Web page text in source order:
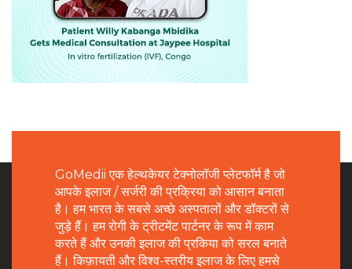
GoMedii एक हेल्थकेयर टेक्नोलॉजी प्लेटफॉर्म है जो
आपके इलाज / सर्जरी की प्रक्रिया को आसान बनाता
है। हम भारत के सबसे अच्छे अस्पतालों और डॉक्टरों से
जुड़े हैं। हम रोगी के ट्रीटमेंट पार्टनर के रूप में काम
करते हैं और उनकी इलाज की प्रकिया को सरल बनाते
हैं। किफ़ायती और विश्व-स्तरीय इलाज के लिए हमसे